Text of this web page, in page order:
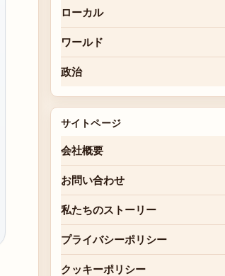
ローカル
ワールド
政治
サイトページ
会社概要
お問い合わせ
私たちのストーリー
プライバシーポリシー
クッキーポリシー